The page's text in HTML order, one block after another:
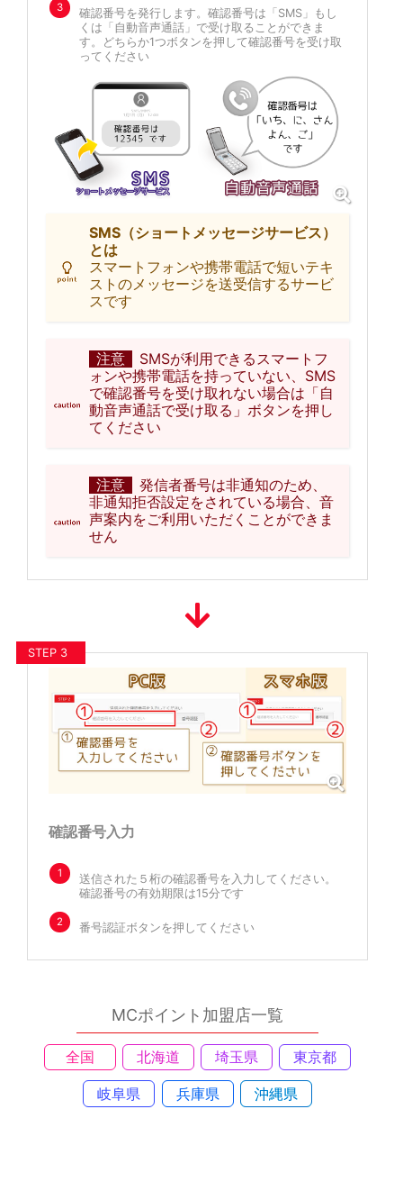
3
確認番号を発行します。確認番号は「SMS」もし
くは「自動音声通話」で受け取ることができま
す。どちらか1つボタンを押して確認番号を受け取
ってください
SMS（ショートメッセージサービス）
とは
スマートフォンや携帯電話で短いテキ
ストのメッセージを送受信するサービ
スです
注意
SMSが利用できるスマートフ
ォンや携帯電話を持っていない、SMS
で確認番号を受け取れない場合は「自
動音声通話で受け取る」ボタンを押し
てください
注意
発信者番号は非通知のため、
非通知拒否設定をされている場合、音
声案内をご利用いただくことができま
せん
STEP 3
確認番号入力
1
送信された５桁の確認番号を入力してください。
確認番号の有効期限は15分です
2 番号認証ボタンを押してください
MCポイント加盟店一覧
全国 北海道 埼玉県 東京都
岐阜県 兵庫県 沖縄県